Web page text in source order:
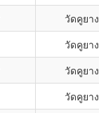
วัดคูยาง
วัดคูยาง
วัดคูยาง
วัดคูยาง